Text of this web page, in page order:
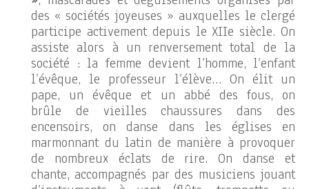
des « sociétés joyeuses » auxquelles le clergé
participe activement depuis le XIIe siècle. On
assiste alors à un renversement total de la
société : la femme devient l’homme, l’enfant
l’évêque, le professeur l’élève… On élit un
pape, un évêque et un abbé des fous, on
brûle de vieilles chaussures dans des
encensoirs, on danse dans les églises en
marmonnant du latin de manière à provoquer
de nombreux éclats de rire. On danse et
chante, accompagnés par des musiciens jouant